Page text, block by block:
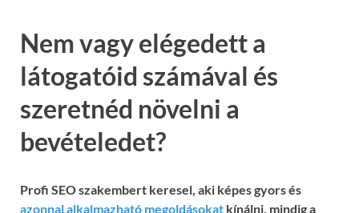
Nem vagy elégedett a
látogatóid számával és
szeretnéd növelni a
bevételedet?
Profi SEO szakembert keresel, aki képes gyors és
azonnal alkalmazható megoldásokat kínálni, mindig a